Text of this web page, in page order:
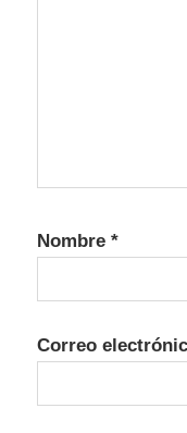
Nombre *
Correo